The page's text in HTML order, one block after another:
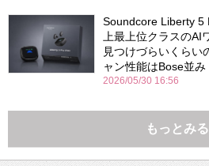
Soundcore Liberty
上最上位クラスのAI
見つけづらいくら
ャン性能はBose並み
2026/05/30 16:56
もっとみる